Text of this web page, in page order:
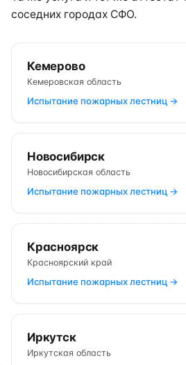
соседних городах СФО.
Кемерово
Кемеровская область
Испытание пожарных лестниц →
Новосибирск
Новосибирская область
Испытание пожарных лестниц →
Красноярск
Красноярский край
Испытание пожарных лестниц →
Иркутск
Иркутская область